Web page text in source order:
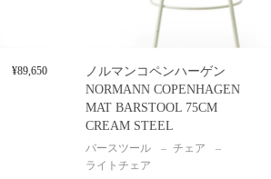
¥89,650
ノルマンコペンハーゲン
NORMANN COPENHAGEN
MAT BARSTOOL 75CM
CREAM STEEL
バースツール
チェア
ライトチェア